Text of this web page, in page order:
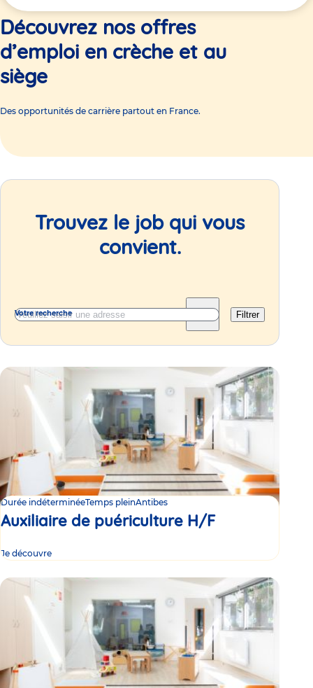
ici
Découvrez nos offres
d’emploi en crèche et au
siège
Des opportunités de carrière partout en France.
Trouvez le job qui vous
convient.
Votre recherche Filtrer
Durée indéterminéeTemps pleinAntibes
Auxiliaire de puériculture H/F
Je découvre